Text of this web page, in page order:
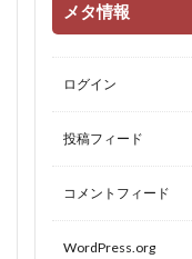
メタ情報
ログイン
投稿フィード
コメントフィード
WordPress.org